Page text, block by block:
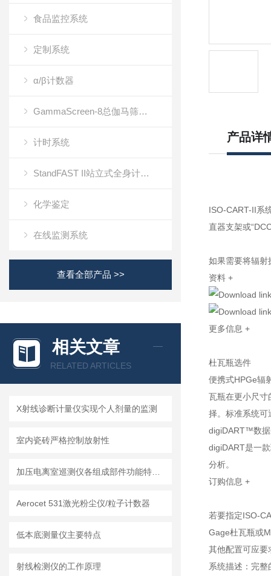
食品监控系统
定制系统
α/β计数器
GammaScreen-8总伽马筛查计数器
计时系统
StandFAST II站立式全身计数器
化学鉴定
在线监测系统
查看全部产品 >>
相关文章
RELATED ARTICLES
X射线诊断计量仪实现个人剂量的监测
室内瓷砖严格控制放射性
Aerocet 531激光粉尘仪/粒子计数器
低本底测量仪主要特点
射线检测仪的工作原理
产品详
ISO-CART-II系
直器支架或
如果需要将辐射
资料 +
更多信息 +
杜瓦瓶选件
便携式HPGe辐
瓦瓶在更小尺寸
择。标准系统可
digiDART™数
digiDART是一
分析。
订购信息 +
若要指定ISO-
Gage杜瓦瓶或
其他配置可应要
系统描述：完